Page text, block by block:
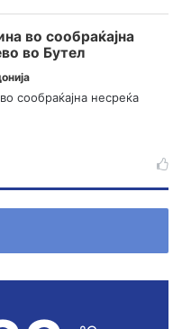
во сообраќајна
во Бутел
сообраќајна несреќа